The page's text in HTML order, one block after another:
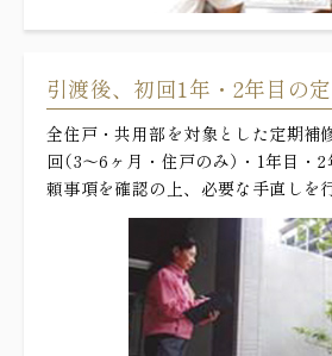
引渡後、初回1年・2年目の
全住戸・共用部を対象とした定期補
回（3～6ヶ月・住戸のみ）・1年目・
頼事項を確認の上、必要な手直しを